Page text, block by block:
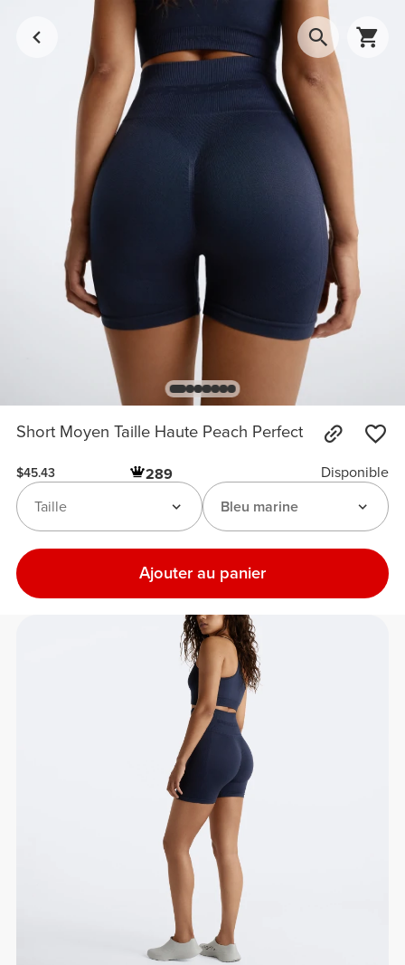
Short Moyen Taille Haute Peach Perfect
$45.43 289
Disponible
Bleu marine
Taille
Ajouter au panier